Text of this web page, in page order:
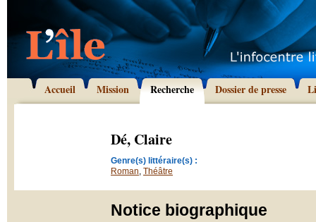
Accueil Mission Recherche Dossier de presse
Dé, Claire
Genre(s) littéraire(s) :
Roman, Théâtre
Notice biographique